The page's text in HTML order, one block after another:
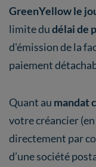
GreenYellow le
limite dudélai de
d'émission de la
paiement
Quant au mandat
votre créancier
directement par
d’une société